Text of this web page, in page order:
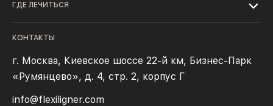
ГДЕ ЛЕЧИТЬСЯ
КОНТАКТЫ
г. Москва, Киевское шоссе 22-й км, Бизнес-Парк
«Румянцево», д. 4, стр. 2, корпус Г
info@flexiligner.com